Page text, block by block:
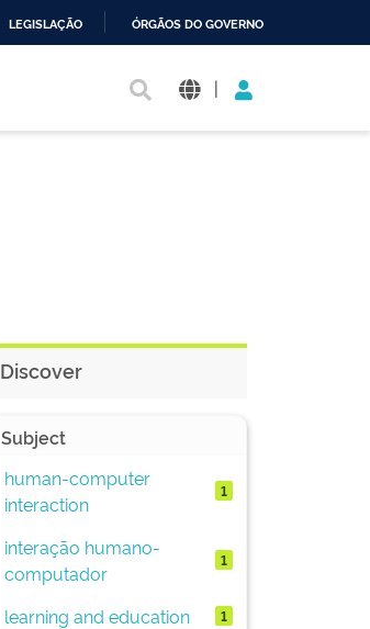
LEGISLAÇÃO ÓRGÃOS DO GOVERNO
|
Discover
Subject
human-computer
interaction
1
interação humano-
computador
1
learning and education 1